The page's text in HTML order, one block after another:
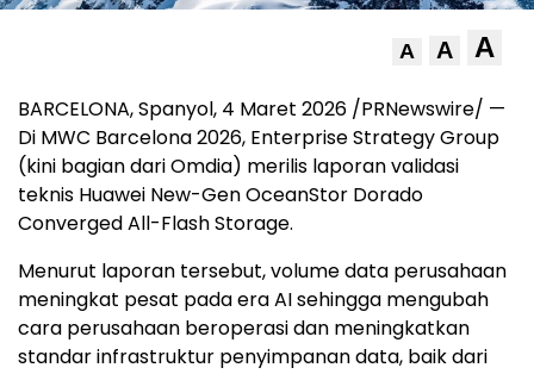
A A A
BARCELONA, Spanyol, 4 Maret 2026 /PRNewswire/ —
Di MWC Barcelona 2026, Enterprise Strategy Group
(kini bagian dari Omdia) merilis laporan validasi
teknis Huawei New-Gen OceanStor Dorado
Converged All-Flash Storage.
Menurut laporan tersebut, volume data perusahaan
meningkat pesat pada era AI sehingga mengubah
cara perusahaan beroperasi dan meningkatkan
standar infrastruktur penyimpanan data, baik dari